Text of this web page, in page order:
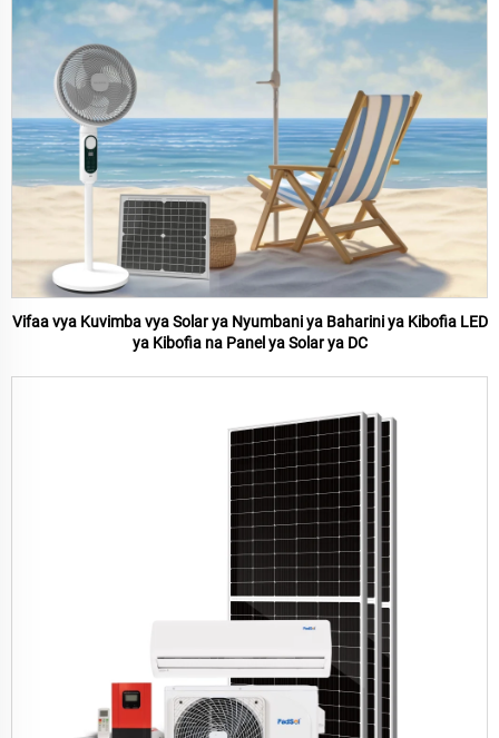
Vifaa vya Kuvimba vya Solar ya Nyumbani ya Baharini ya Kibofia LED
ya Kibofia na Panel ya Solar ya DC